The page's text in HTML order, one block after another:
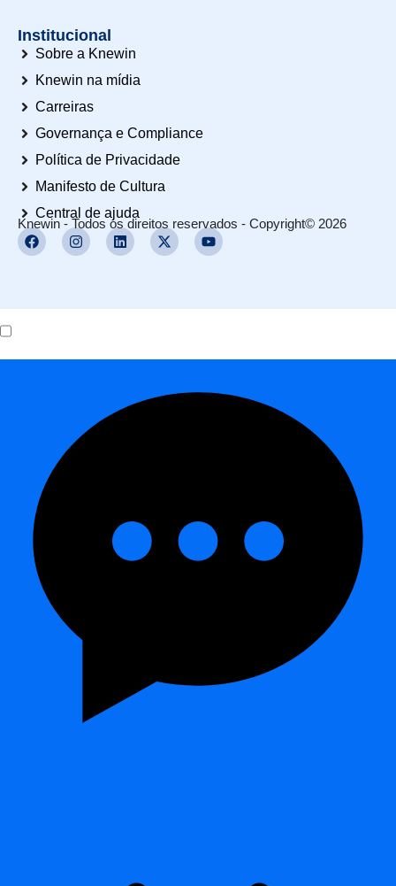
Institucional
Sobre a Knewin
Knewin na mídia
Carreiras
Governança e Compliance
Política de Privacidade
Manifesto de Cultura
Central de ajuda
Knewin - Todos os direitos reservados - Copyright© 2026